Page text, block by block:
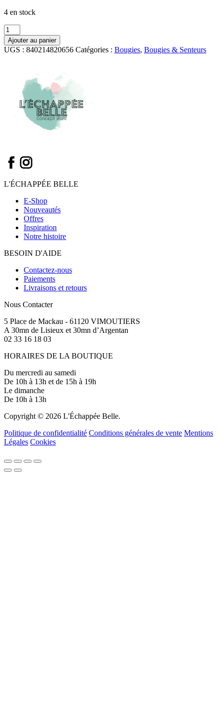
4 en stock
quantité
de
Bougie
parfumée
Paddywax
Ajouter au panier
UGS : 840214820656 Catégories : Bougies, Bougies & Senteurs
L'ÉCHAPPÉE BELLE
E-Shop
Nouveautés
Offres
Inspiration
Notre histoire
BESOIN D'AIDE
Contactez-nous
Paiements
Livraisons et retours
Nous Contacter
5 Place de Mackau - 61120 VIMOUTIERS
A 30mn de Lisieux et 30mn d’Argentan
02 33 16 18 03
HORAIRES DE LA BOUTIQUE
Du mercredi au samedi
De 10h à 13h et de 15h à 19h
Le dimanche
De 10h à 13h
Copyright © 2026 L'Échappée Belle.
Politique de confidentialité Conditions générales de vente Mentions
Légales Cookies